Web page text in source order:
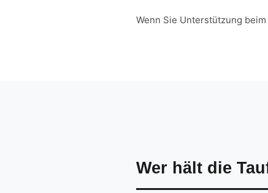
Wenn Sie Unterstützung
Wer hält die